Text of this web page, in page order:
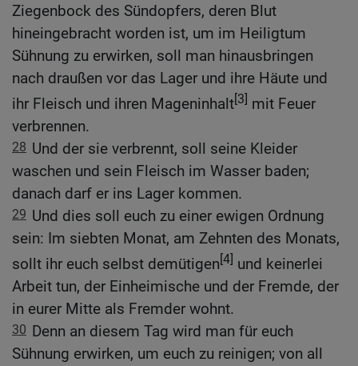
Ziegenbock des Sündopfers, deren Blut
hineingebracht worden ist, um im Heiligtum
Sühnung zu erwirken, soll man hinausbringen
nach draußen vor das Lager und ihre Häute und
ihr Fleisch und ihren Mageninhalt[3] mit Feuer
verbrennen.
28 Und der sie verbrennt, soll seine Kleider
waschen und sein Fleisch im Wasser baden;
danach darf er ins Lager kommen.
29 Und dies soll euch zu einer ewigen Ordnung
sein: Im siebten Monat, am Zehnten des Monats,
sollt ihr euch selbst demütigen[4] und keinerlei
Arbeit tun, der Einheimische und der Fremde, der
in eurer Mitte als Fremder wohnt.
30 Denn an diesem Tag wird man für euch
Sühnung erwirken, um euch zu reinigen; von all